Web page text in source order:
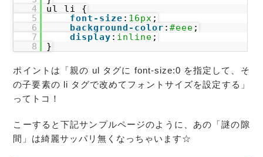
4
ul li {
5
font-size : 16px ;
6
background-color : #eee ;
7
display : inline ;
8
}
ポイントは「親の ul タグに font-size:0 を指定して、そ
の子要素の li タグで改めてフォントサイズを設定する」
ってトコ！
こーすると下記サンプルページのように、あの「謎の隙
間」は綺麗サッパリ無くなっちゃいます☆